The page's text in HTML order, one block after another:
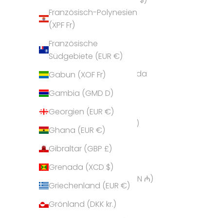
Französisch-Polynesien
(XPF Fr)
Französische
Südgebiete (EUR €)
Gabun (XOF Fr)
Gambia (GMD D)
Georgien (EUR €)
Ghana (EUR €)
Gibraltar (GBP £)
Grenada (XCD $)
Griechenland (EUR €)
Grönland (DKK kr.)
Andorra (EUR €)
Anguilla (XCD $)
Antigua und Barbuda
(XCD $)
Argentinien (EUR €)
Armenien (AMD դր.)
Aruba (AWG ƒ)
Ascension (SHP £)
Aserbaidschan (AZN ₼)
Australien (AUD $)